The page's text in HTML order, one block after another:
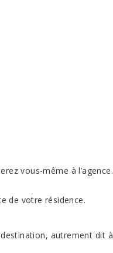
vous-même à l’agence.
de votre résidence.
autrement dit à